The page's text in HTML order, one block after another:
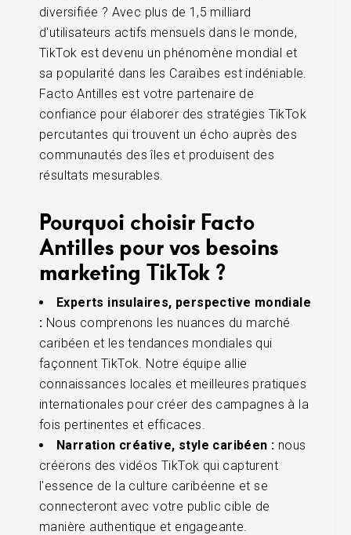
diversifiée ? Avec plus de 1,5 milliard
d'utilisateurs actifs mensuels dans le monde,
TikTok est devenu un phénomène mondial et
sa popularité dans les Caraïbes est indéniable.
Facto Antilles est votre partenaire de
confiance pour élaborer des stratégies TikTok
percutantes qui trouvent un écho auprès des
communautés des îles et produisent des
résultats mesurables.
Pourquoi choisir Facto
Antilles pour vos besoins
marketing TikTok ?
Experts insulaires, perspective mondiale
: Nous comprenons les nuances du marché
caribéen et les tendances mondiales qui
façonnent TikTok. Notre équipe allie
connaissances locales et meilleures pratiques
internationales pour créer des campagnes à la
fois pertinentes et efficaces.
Narration créative, style caribéen : nous
créerons des vidéos TikTok qui capturent
l'essence de la culture caribéenne et se
connecteront avec votre public cible de
manière authentique et engageante.